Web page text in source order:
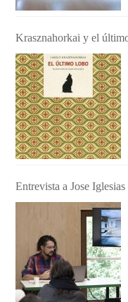
Krasznahorkai y el
Entrevista a Jose